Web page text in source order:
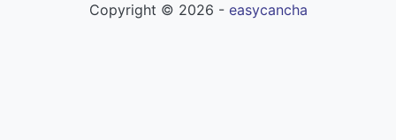
Copyright © 2026 - easycancha